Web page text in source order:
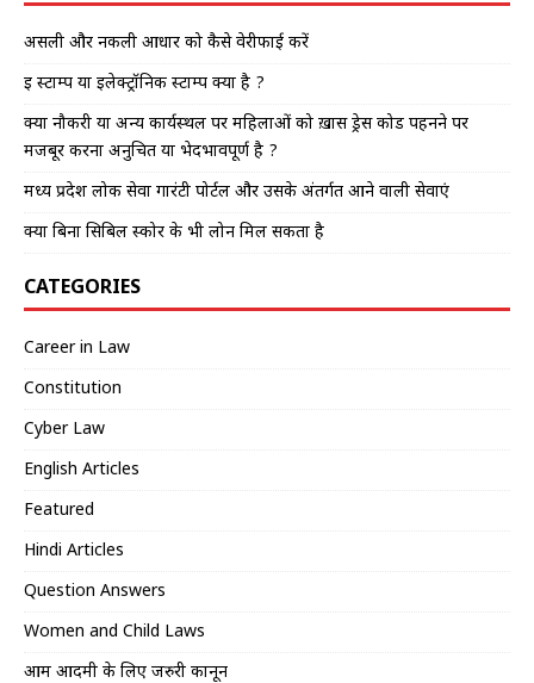
असली और नकली आधार को कैसे वेरीफाई करें
इ स्टाम्प या इलेक्ट्रॉनिक स्टाम्प क्या है ?
क्या नौकरी या अन्य कार्यस्थल पर महिलाओं को ख़ास ड्रेस कोड पहनने पर
मजबूर करना अनुचित या भेदभावपूर्ण है ?
मध्य प्रदेश लोक सेवा गारंटी पोर्टल और उसके अंतर्गत आने वाली सेवाएं
क्या बिना सिबिल स्कोर के भी लोन मिल सकता है
CATEGORIES
Career in Law
Constitution
Cyber Law
English Articles
Featured
Hindi Articles
Question Answers
Women and Child Laws
आम आदमी के लिए जरुरी कानून